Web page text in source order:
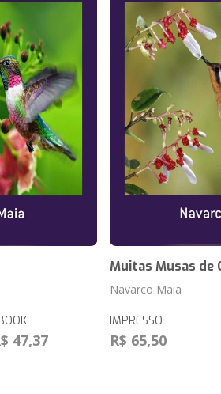
47,37
Muitas Musas de
Navarco Maia
IMPRESSO
R$ 65,50